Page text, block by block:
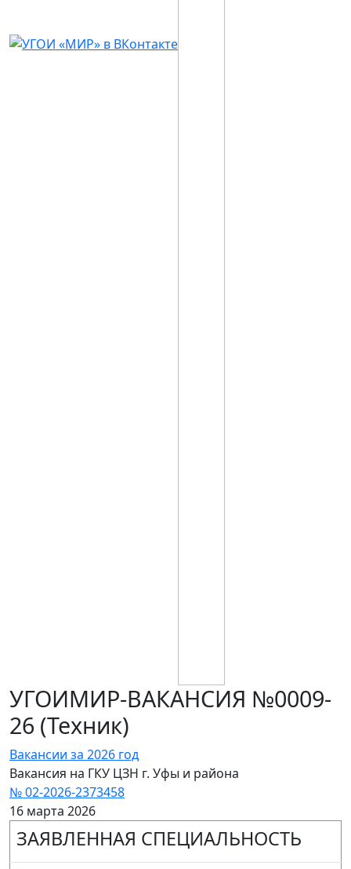
УГОИМИР-ВАКАНСИЯ №0009-
26 (Техник)
Вакансии за 2026 год
Вакансия на ГКУ ЦЗН г. Уфы и района
№ 02-2026-2373458
16 марта 2026
ЗАЯВЛЕННАЯ СПЕЦИАЛЬНОСТЬ